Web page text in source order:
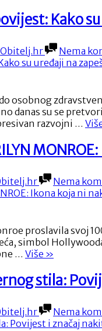
Kako
By
Obitelj.hr Nema
osobnog
danas su se
razvojni …
Nema
proslavila svoj
simbol
… Više “STOTI
MARILYN
MONROE:
koja
ni
»
stila:
Nema